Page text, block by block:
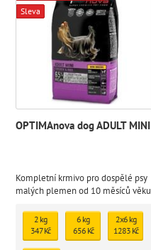
Sleva
OPTIMAnova dog ADULT MINI
Kompletní krmivo pro dospělé psy
malých plemen od 10 měsíců věku
2 kg
347 Kč
6 kg
656 Kč
2x6 kg
1283 Kč